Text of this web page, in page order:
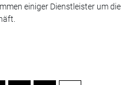
einiger Dienstleister um die